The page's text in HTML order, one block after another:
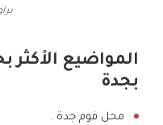
المواضيع الأكثر
بجدة
محل فوم جدة .